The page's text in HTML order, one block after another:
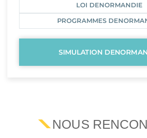
LOI DENORMANDIE
PROGRAMMES
SIMULATION
NOUS